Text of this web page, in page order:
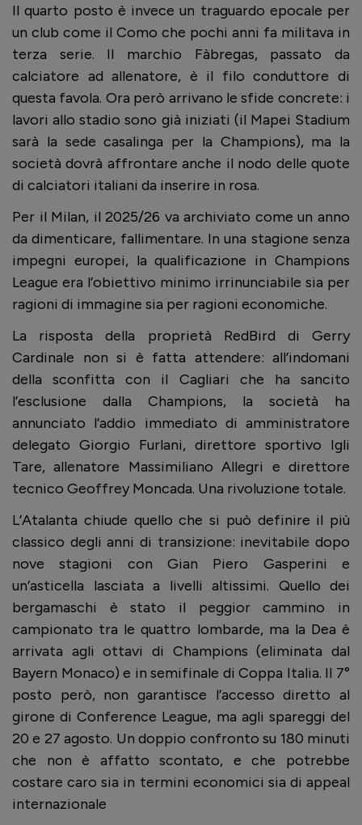
Il quarto posto è invece un traguardo epocale per
un club come il Como che pochi anni fa militava in
terza serie. Il marchio Fàbregas, passato da
calciatore ad allenatore, è il filo conduttore di
questa favola. Ora però arrivano le sfide concrete: i
lavori allo stadio sono già iniziati (il Mapei Stadium
sarà la sede casalinga per la Champions), ma la
società dovrà affrontare anche il nodo delle quote
di calciatori italiani da inserire in rosa.
Per il Milan, il 2025/26 va archiviato come un anno
da dimenticare, fallimentare. In una stagione senza
impegni europei, la qualificazione in Champions
League era l’obiettivo minimo irrinunciabile sia per
ragioni di immagine sia per ragioni economiche.
La risposta della proprietà RedBird di Gerry
Cardinale non si è fatta attendere: all’indomani
della sconfitta con il Cagliari che ha sancito
l’esclusione dalla Champions, la società ha
annunciato l’addio immediato di amministratore
delegato Giorgio Furlani, direttore sportivo Igli
Tare, allenatore Massimiliano Allegri e direttore
tecnico Geoffrey Moncada. Una rivoluzione totale.
L’Atalanta chiude quello che si può definire il più
classico degli anni di transizione: inevitabile dopo
nove stagioni con Gian Piero Gasperini e
un’asticella lasciata a livelli altissimi. Quello dei
bergamaschi è stato il peggior cammino in
campionato tra le quattro lombarde, ma la Dea è
arrivata agli ottavi di Champions (eliminata dal
Bayern Monaco) e in semifinale di Coppa Italia. Il 7°
posto però, non garantisce l’accesso diretto al
girone di Conference League, ma agli spareggi del
20 e 27 agosto. Un doppio confronto su 180 minuti
che non è affatto scontato, e che potrebbe
costare caro sia in termini economici sia di appeal
internazionale